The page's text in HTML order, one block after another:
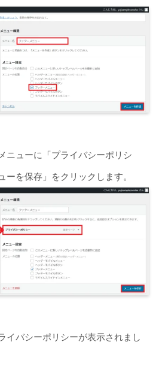
ニューに「プライバシーポリシ
ーを保存」をクリックします。
イバシーポリシーが表示されまし